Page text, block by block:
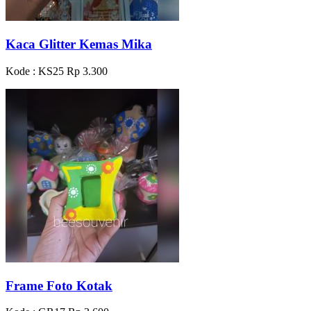
Kaca Glitter Kemas Mika
Kode : KS25 Rp 3.300
Frame Foto Kotak